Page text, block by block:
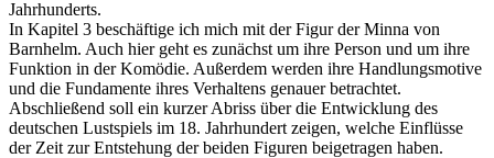
Jahrhunderts.
In Kapitel 3 beschäftige ich mich mit der Figur der Minna von
Barnhelm. Auch hier geht es zunächst um ihre Person und um ihre
Funktion in der Komödie. Außerdem werden ihre Handlungsmotive
und die Fundamente ihres Verhaltens genauer betrachtet.
Abschließend soll ein kurzer Abriss über die Entwicklung des
deutschen Lustspiels im 18. Jahrhundert zeigen, welche Einflüsse
der Zeit zur Entstehung der beiden Figuren beigetragen haben.